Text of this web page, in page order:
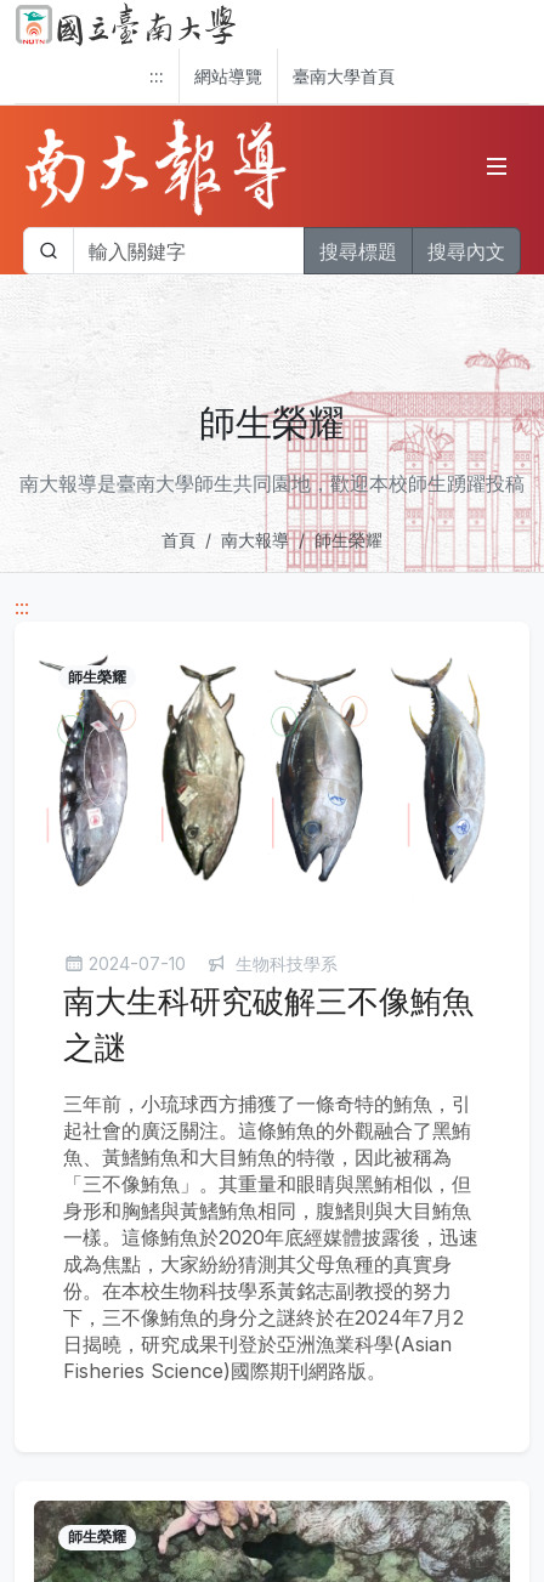
::: 網站導覽 臺南大學首頁
搜尋標題 搜尋內文
師生榮耀
南大報導是臺南大學師生共同園地，歡迎本校師生踴躍投稿
首頁 南大報導 師生榮耀
:::
師生榮耀
2024-07-10 生物科技學系
南大生科研究破解三不像鮪魚
之謎
三年前，小琉球西方捕獲了一條奇特的鮪魚，引
起社會的廣泛關注。這條鮪魚的外觀融合了黑鮪
魚、黃鰭鮪魚和大目鮪魚的特徵，因此被稱為
「三不像鮪魚」。其重量和眼睛與黑鮪相似，但
身形和胸鰭與黃鰭鮪魚相同，腹鰭則與大目鮪魚
一樣。這條鮪魚於2020年底經媒體披露後，迅速
成為焦點，大家紛紛猜測其父母魚種的真實身
份。在本校生物科技學系黃銘志副教授的努力
下，三不像鮪魚的身分之謎終於在2024年7月2
日揭曉，研究成果刊登於亞洲漁業科學(Asian
Fisheries Science)國際期刊網路版。
師生榮耀